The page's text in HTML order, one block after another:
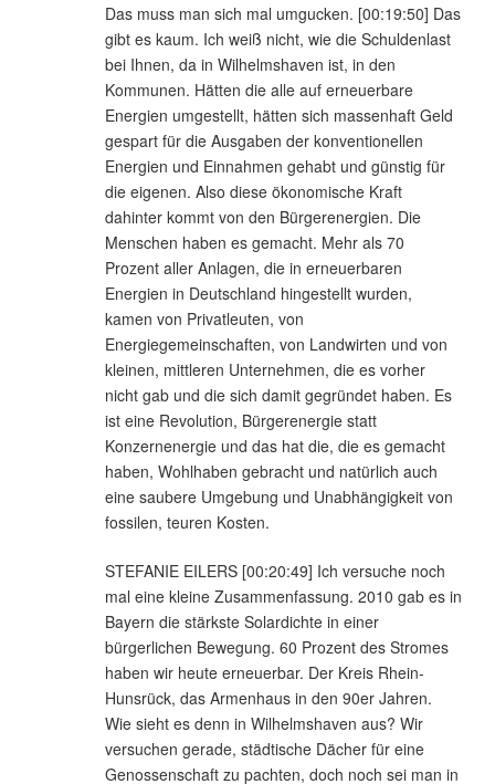
Das muss man sich mal umgucken. [00:19:50] Das
gibt es kaum. Ich weiß nicht, wie die Schuldenlast
bei Ihnen, da in Wilhelmshaven ist, in den
Kommunen. Hätten die alle auf erneuerbare
Energien umgestellt, hätten sich massenhaft Geld
gespart für die Ausgaben der konventionellen
Energien und Einnahmen gehabt und günstig für
die eigenen. Also diese ökonomische Kraft
dahinter kommt von den Bürgerenergien. Die
Menschen haben es gemacht. Mehr als 70
Prozent aller Anlagen, die in erneuerbaren
Energien in Deutschland hingestellt wurden,
kamen von Privatleuten, von
Energiegemeinschaften, von Landwirten und von
kleinen, mittleren Unternehmen, die es vorher
nicht gab und die sich damit gegründet haben. Es
ist eine Revolution, Bürgerenergie statt
Konzernenergie und das hat die, die es gemacht
haben, Wohlhaben gebracht und natürlich auch
eine saubere Umgebung und Unabhängigkeit von
fossilen, teuren Kosten.
STEFANIE EILERS [00:20:49] Ich versuche noch
mal eine kleine Zusammenfassung. 2010 gab es in
Bayern die stärkste Solardichte in einer
bürgerlichen Bewegung. 60 Prozent des Stromes
haben wir heute erneuerbar. Der Kreis Rhein-
Hunsrück, das Armenhaus in den 90er Jahren.
Wie sieht es denn in Wilhelmshaven aus? Wir
versuchen gerade, städtische Dächer für eine
Genossenschaft zu pachten, doch noch sei man in